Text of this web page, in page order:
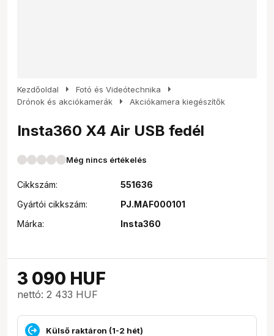
Kezdőoldal arrow_right Fotó és Videótechnika arrow_right
Drónok és akciókamerák arrow_right Akciókamera kiegészítők
Insta360 X4 Air USB fedél
Még nincs értékelés
Cikkszám:
551636
Gyártói cikkszám:
PJ.MAF000101
Márka:
Insta360
3 090 HUF
nettó: 2 433 HUF
Külső raktáron (1-2 hét)